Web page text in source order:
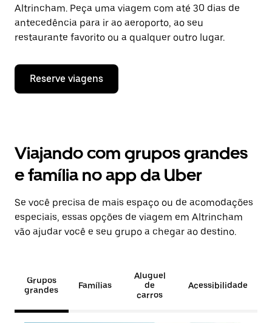
Altrincham. Peça uma viagem com até 30 dias de
antecedência para ir ao aeroporto, ao seu
restaurante favorito ou a qualquer outro lugar.
Reserve viagens
Viajando com grupos grandes
e família no app da Uber
Se você precisa de mais espaço ou de acomodações
especiais, essas opções de viagem em Altrincham
vão ajudar você e seu grupo a chegar ao destino.
Grupos
grandes
Famílias
Aluguel
de
carros
Acessibilidade